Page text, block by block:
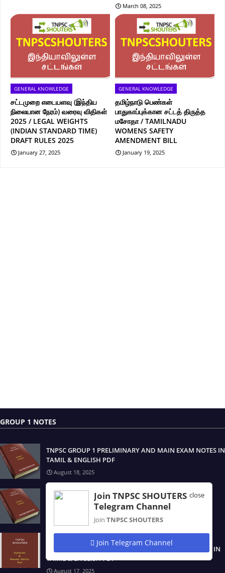
March 08, 2025
GENERAL KNOWLEDGE
சட்டமுறை எடையளவு (இந்திய
நிலையான நேரம்) வரைவு விதிகள்
2025 / LEGAL WEIGHTS
(INDIAN STANDARD TIME)
DRAFT RULES 2025
January 27, 2025
GENERAL KNOWLEDGE
தமிழ்நாடு பெண்கள்
பாதுகாப்புக்கான சட்டத் திருத்த
மசோதா / TAMILNADU
WOMENS SAFETY
AMENDMENT BILL
January 19, 2025
GROUP 1 NOTES
TNPSC GROUP 1 PRELIMINARY AND MAIN EXAM NOTES IN
TAMIL & ENGLISH PDF
August 18, 2025
TNPSC GROUP 1 STUDY MATERIALS UPDATED 2025
TNPSC GROUP 1 திறனறிவும் மனக்கணக்கு நுண்ணறிவு /
APTITUDE & MENTAL ABILITY TEST STUDY MATERIALS IN
TAMIL & ENGLISH PDF
August 17, 2025
close
Join TNPSC SHOUTERS
Telegram Channel
Join TNPSC SHOUTERS
Join Telegram Channel